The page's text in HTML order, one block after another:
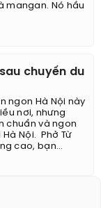
mangan. Nó hầu
chuyến du
ngon Hà Nội này
nơi, nhưng
chuẩn và ngon
Nội. ​ Phở Từ
cao, bạn...